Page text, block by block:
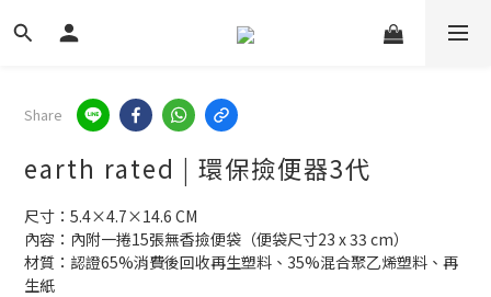
Share
earth rated | 環保撿便器3代
尺寸：5.4×4.7×14.6 CM
內容：內附一捲15張無香撿便袋（便袋尺寸23 x 33 cm）
材質：認證65%消費後回收再生塑料、35%混合聚乙烯塑料、再
生紙